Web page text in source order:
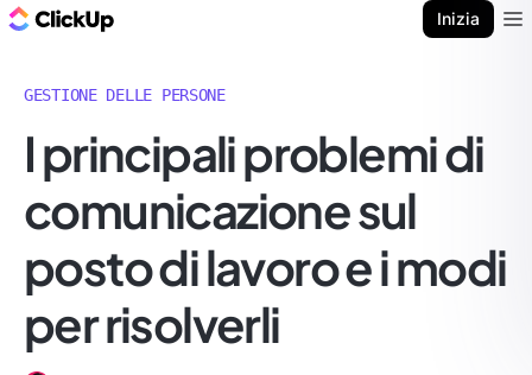
Inizia
GESTIONE DELLE PERSONE
I principali problemi di
comunicazione sul
posto di lavoro e i modi
per risolverli